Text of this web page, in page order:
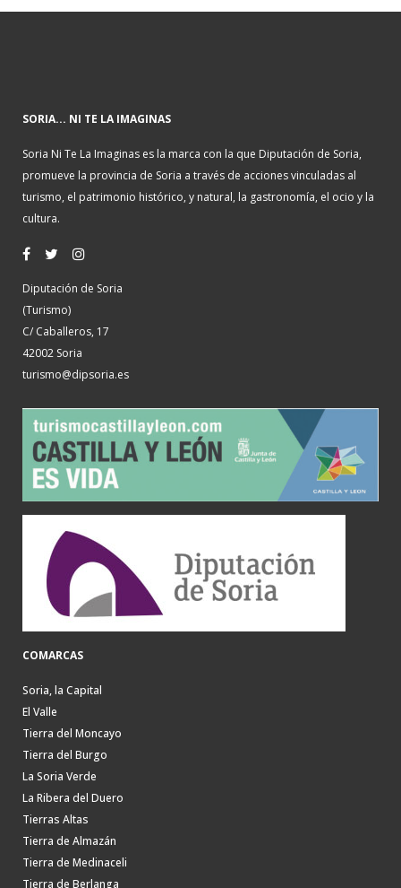
SORIA... NI TE LA IMAGINAS
Soria Ni Te La Imaginas es la marca con la que Diputación de Soria,
promueve la provincia de Soria a través de acciones vinculadas al
turismo, el patrimonio histórico, y natural, la gastronomía, el ocio y la
cultura.
Diputación de Soria
(Turismo)
C/ Caballeros, 17
42002 Soria
turismo@dipsoria.es
COMARCAS
Soria, la Capital
El Valle
Tierra del Moncayo
Tierra del Burgo
La Soria Verde
La Ribera del Duero
Tierras Altas
Tierra de Almazán
Tierra de Medinaceli
Tierra de Berlanga